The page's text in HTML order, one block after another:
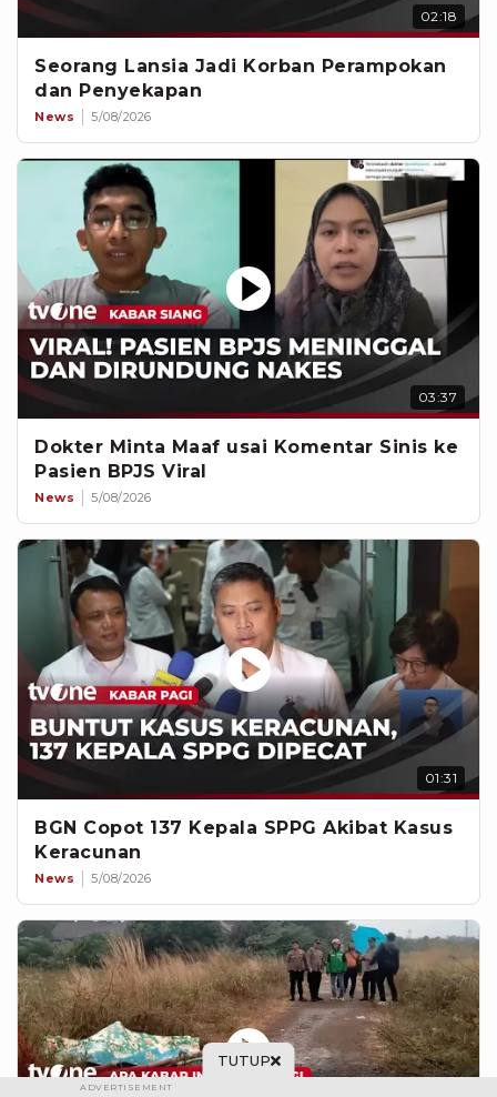
02:18
Seorang Lansia Jadi Korban Perampokan
dan Penyekapan
News 5/08/2026
03:37
Dokter Minta Maaf usai Komentar Sinis ke
Pasien BPJS Viral
News 5/08/2026
01:31
BGN Copot 137 Kepala SPPG Akibat Kasus
Keracunan
News 5/08/2026
TUTUP
ADVERTISEMENT